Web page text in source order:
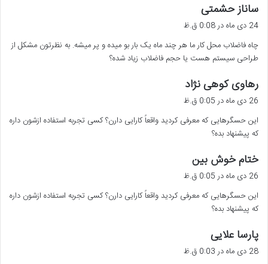
ساناز حشمتی
ف
ت
:
24 دی ماه در 0:08 ق.ظ
چاه فاضلاب محل کار ما هر چند ماه یک بار بو میده و پر میشه. به نظرتون مشکل از
طراحی سیستم هست یا حجم فاضلاب زیاد شده؟
رهاوی کوهی نژاد
:
26 دی ماه در 0:05 ق.ظ
این حسگرهایی که معرفی کردید واقعاً کارایی دارن؟ کسی تجربه استفاده ازشون داره
که پیشنهاد بده؟
ختام خوش بین
:
26 دی ماه در 0:05 ق.ظ
این حسگرهایی که معرفی کردید واقعاً کارایی دارن؟ کسی تجربه استفاده ازشون داره
که پیشنهاد بده؟
پارسا علایی
ف
28 دی ماه در 0:03 ق.ظ